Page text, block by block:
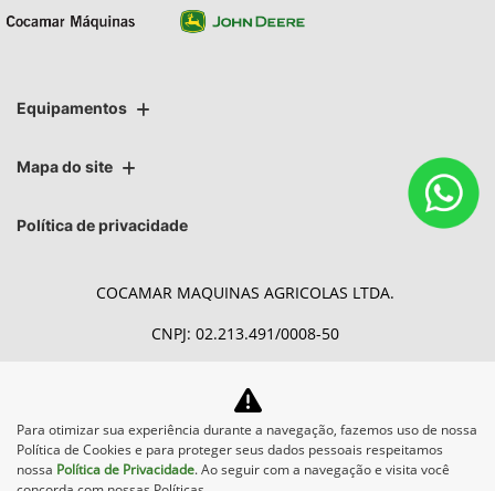
Equipamentos
Mapa do site
Política de privacidade
COCAMAR MAQUINAS AGRICOLAS LTDA.
CNPJ: 02.213.491/0008-50
Desacelere. Seu bem maior é
a vida.
Para otimizar sua experiência durante a navegação, fazemos uso de nossa
Política de Cookies e para proteger seus dados pessoais respeitamos
nossa Política de Privacidade. Ao seguir com a navegação e visita você